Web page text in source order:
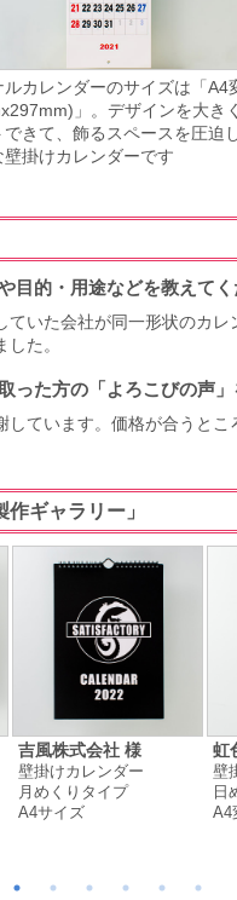
ルカレンダーのサイズは「A4
」。デザインを大き
できて、飾るスペースを圧迫
壁掛けカレンダーです
的・用途などを教えてく
いた会社が同一形状のカ
た。
た方の「よろこびの声」
ています。価格が合うと
ギャラリー」
吉風株式会社 様
壁掛けカレンダー
月めくりタイプ
A4サイズ
虹
壁
日
A4